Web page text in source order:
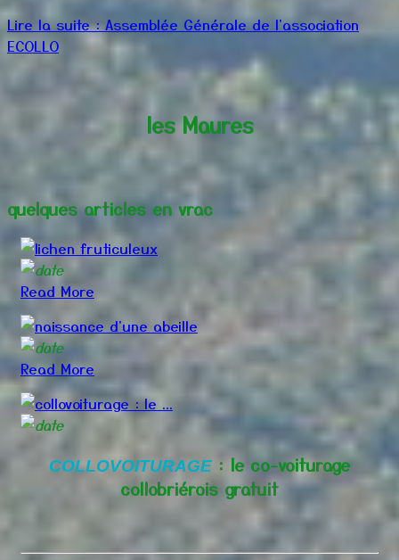
Lire la suite : Assemblée Générale de l'association
ECOLLO
les Maures
quelques articles en vrac
Read More
Read More
COLLOVOITURAGE : le co-voiturage
collobriérois gratuit